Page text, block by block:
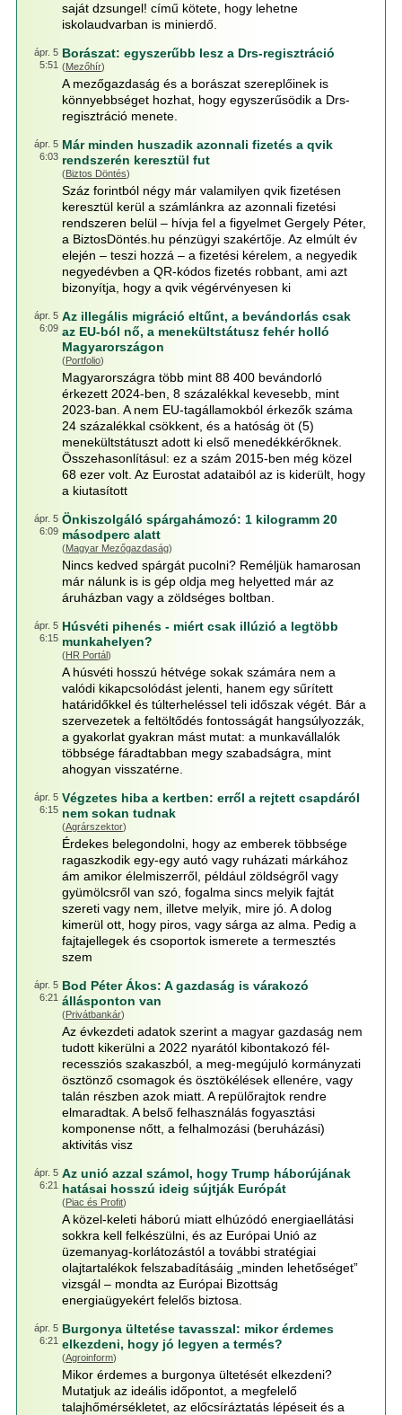
saját dzsungel! című kötete, hogy lehetne
iskolaudvarban is minierdő.
ápr. 5
5:51
Borászat: egyszerűbb lesz a Drs-regisztráció
(Mezőhír)
A mezőgazdaság és a borászat szereplőinek is
könnyebbséget hozhat, hogy egyszerűsödik a Drs-
regisztráció menete.
ápr. 5
6:03
Már minden huszadik azonnali fizetés a qvik
rendszerén keresztül fut
(Biztos Döntés)
Száz forintból négy már valamilyen qvik fizetésen
keresztül kerül a számlánkra az azonnali fizetési
rendszeren belül – hívja fel a figyelmet Gergely Péter,
a BiztosDöntés.hu pénzügyi szakértője. Az elmúlt év
elején – teszi hozzá – a fizetési kérelem, a negyedik
negyedévben a QR-kódos fizetés robbant, ami azt
bizonyítja, hogy a qvik végérvényesen ki
ápr. 5
6:09
Az illegális migráció eltűnt, a bevándorlás csak
az EU-ból nő, a menekültstátusz fehér holló
Magyarországon
(Portfolio)
Magyarországra több mint 88 400 bevándorló
érkezett 2024-ben, 8 százalékkal kevesebb, mint
2023-ban. A nem EU-tagállamokból érkezők száma
24 százalékkal csökkent, és a hatóság öt (5)
menekültstátuszt adott ki első menedékkérőknek.
Összehasonlításul: ez a szám 2015-ben még közel
68 ezer volt. Az Eurostat adataiból az is kiderült, hogy
a kiutasított
ápr. 5
6:09
Önkiszolgáló spárgahámozó: 1 kilogramm 20
másodperc alatt
(Magyar Mezőgazdaság)
Nincs kedved spárgát pucolni? Reméljük hamarosan
már nálunk is is gép oldja meg helyetted már az
áruházban vagy a zöldséges boltban.
ápr. 5
6:15
Húsvéti pihenés - miért csak illúzió a legtöbb
munkahelyen?
(HR Portál)
A húsvéti hosszú hétvége sokak számára nem a
valódi kikapcsolódást jelenti, hanem egy sűrített
határidőkkel és túlterheléssel teli időszak végét. Bár a
szervezetek a feltöltődés fontosságát hangsúlyozzák,
a gyakorlat gyakran mást mutat: a munkavállalók
többsége fáradtabban megy szabadságra, mint
ahogyan visszatérne.
ápr. 5
6:15
Végzetes hiba a kertben: erről a rejtett csapdáról
nem sokan tudnak
(Agrárszektor)
Érdekes belegondolni, hogy az emberek többsége
ragaszkodik egy-egy autó vagy ruházati márkához
ám amikor élelmiszerről, például zöldségről vagy
gyümölcsről van szó, fogalma sincs melyik fajtát
szereti vagy nem, illetve melyik, mire jó. A dolog
kimerül ott, hogy piros, vagy sárga az alma. Pedig a
fajtajellegek és csoportok ismerete a termesztés
szem
ápr. 5
6:21
Bod Péter Ákos: A gazdaság is várakozó
állásponton van
(Privátbankár)
Az évkezdeti adatok szerint a magyar gazdaság nem
tudott kikerülni a 2022 nyarától kibontakozó fél-
recessziós szakaszból, a meg-megújuló kormányzati
ösztönző csomagok és ösztökélések ellenére, vagy
talán részben azok miatt. A repülőrajtok rendre
elmaradtak. A belső felhasználás fogyasztási
komponense nőtt, a felhalmozási (beruházási)
aktivitás visz
ápr. 5
6:21
Az unió azzal számol, hogy Trump háborújának
hatásai hosszú ideig sújtják Európát
(Piac és Profit)
A közel-keleti háború miatt elhúzódó energiaellátási
sokkra kell felkészülni, és az Európai Unió az
üzemanyag-korlátozástól a további stratégiai
olajtartalékok felszabadításáig „minden lehetőséget”
vizsgál – mondta az Európai Bizottság
energiaügyekért felelős biztosa.
ápr. 5
6:21
Burgonya ültetése tavasszal: mikor érdemes
elkezdeni, hogy jó legyen a termés?
(Agroinform)
Mikor érdemes a burgonya ültetését elkezdeni?
Mutatjuk az ideális időpontot, a megfelelő
talajhőmérsékletet, az előcsíráztatás lépéseit és a